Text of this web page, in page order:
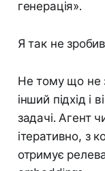
генерація».
Я так не
Не тому що не
інший підхід і
задачі. Агент
ітеративно, з
отримує